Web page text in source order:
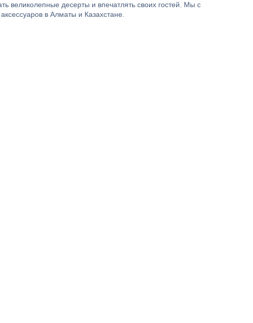
великолепные десерты и впечатлять своих гостей. Мы с
в Алматы и Казахстане.